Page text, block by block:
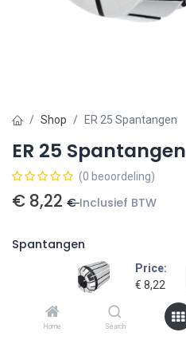
Price:
€ 8,22
Home Search
Shop ER 25 Spantangen
ER 25 Spantangen
(0 beoordeling)
€ 8,22 € Inclusief BTW
Spantangen